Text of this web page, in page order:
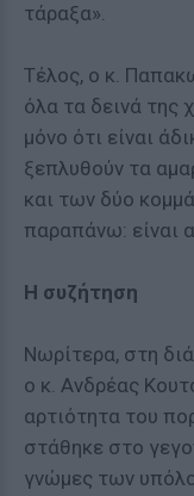
τάραξα».
Τέλος, ο κ.
όλα τα δεινά της
μόνο ότι είναι
ξεπλυθούν τα
και των δύο
παραπάνω: είναι
Η συζήτηση
Νωρίτερα, στη
ο κ. Ανδρέας
αρτιότητα του
στάθηκε στο
γνώμες των